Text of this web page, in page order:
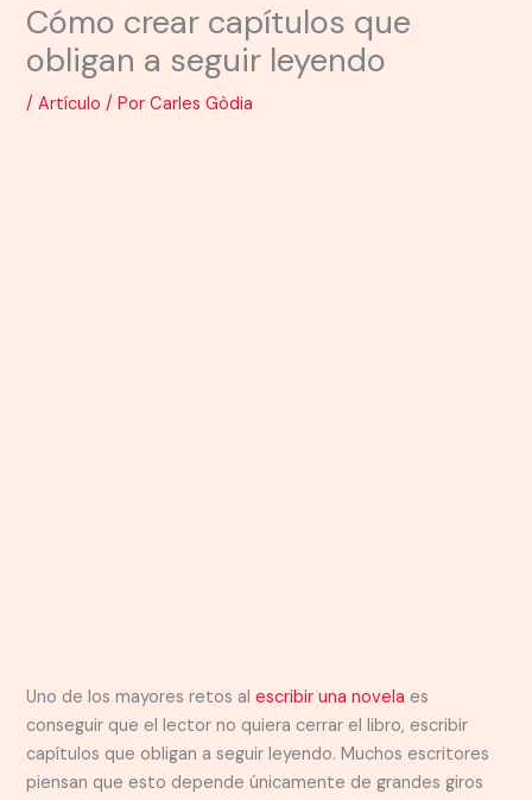
Cómo crear capítulos que
obligan a seguir leyendo
/Artículo / PorCarles Gòdia
Uno de los mayores retos alescribir una novela es
conseguir que el lector no quiera cerrar el libro, escribir
capítulos que obligan a seguir leyendo. Muchos escritores
piensan que esto depende únicamente de grandes giros